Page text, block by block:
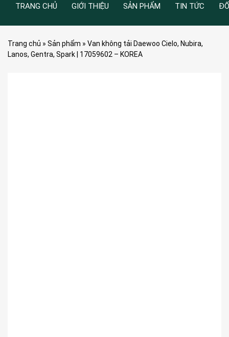
TRANG CHỦ GIỚI THIỆU SẢN PHẨM TIN TỨC
Trang chủ » Sản phẩm » Van không tải Daewoo Cielo, Nubira,
Lanos, Gentra, Spark | 17059602 – KOREA